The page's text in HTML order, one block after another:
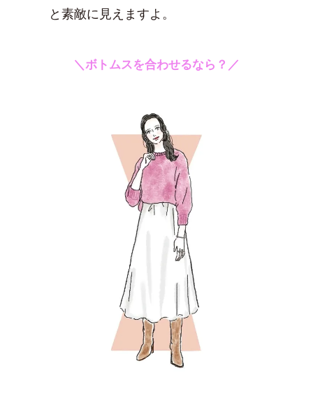
と素敵に見えますよ。
＼ボトムスを合わせるなら？／